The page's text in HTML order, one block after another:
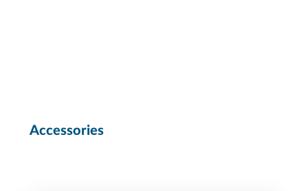
Accessories